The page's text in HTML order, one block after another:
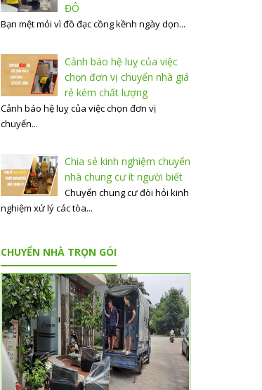
ĐÔ
Bạn mệt mỏi vì đồ đạc cồng kềnh ngày dọn...
Cảnh báo hệ luỵ của việc
chọn đơn vị chuyển nhà giá
rẻ kém chất lượng
Cảnh báo hệ luỵ của việc chọn đơn vị
chuyển...
Chia sẻ kinh nghiệm chuyển
nhà chung cư ít người biết
Chuyển chung cư đòi hỏi kinh
nghiệm xử lý các tòa...
CHUYỂN NHÀ TRỌN GÓI